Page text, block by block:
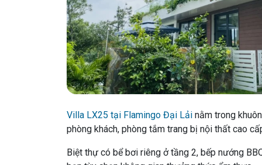
Villa LX25 tại Flamingo Đại Lải nằm trong
phòng khách, phòng tắm trang bị nội thất cao
Biệt thự có bể bơi riêng ở tầng 2, bếp nướng